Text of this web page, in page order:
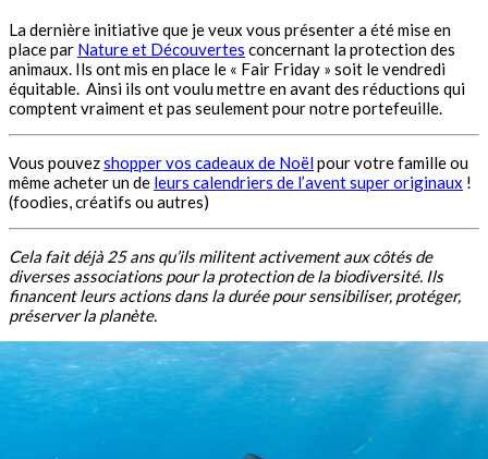
La dernière initiative que je veux vous présenter a été mise en
place par Nature et Découvertes concernant la protection des
animaux. Ils ont mis en place le « Fair Friday » soit le vendredi
équitable. Ainsi ils ont voulu mettre en avant des réductions qui
comptent vraiment et pas seulement pour notre portefeuille.
Vous pouvezshopper vos cadeaux de Noëlpour votre famille ou
même acheter un de leurs calendriers de l’avent super originaux !
(foodies, créatifs ou autres)
Cela fait déjà 25 ans qu’ils militent activement aux côtés de
diverses associations pour la protection de la biodiversité. Ils
financent leurs actions dans la durée pour sensibiliser, protéger,
préserver la planète.